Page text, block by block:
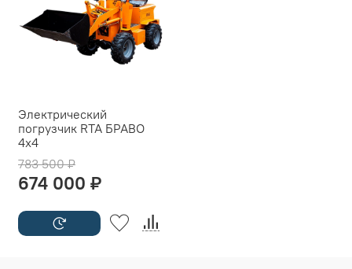
Электрический
погрузчик RTA БРАВО
4x4
783 500 ₽
674 000 ₽